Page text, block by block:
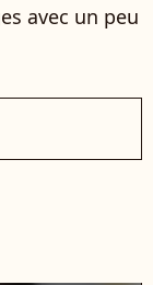
avec un peu